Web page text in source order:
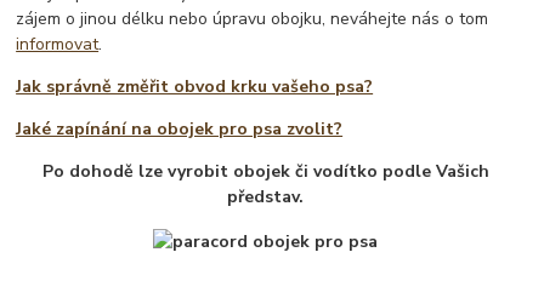
zájem o jinou délku nebo úpravu obojku, neváhejte nás o tom
informovat.
Jak správně změřit obvod krku vašeho psa?
Jaké zapínání na obojek pro psa zvolit?
Po dohodě lze vyrobit obojek či vodítko podle Vašich
představ.